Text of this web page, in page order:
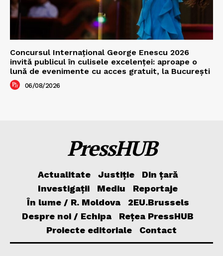
Concursul Internațional George Enescu 2026
invită publicul în culisele excelenței: aproape o
lună de evenimente cu acces gratuit, la București
06/08/2026
PressHUB
Actualitate Justiție
Din țară
Investigații
Mediu
Reportaje
În lume / R. Moldova
2EU.Brussels
Despre noi / Echipa
Rețea PressHUB
Proiecte editoriale
Contact